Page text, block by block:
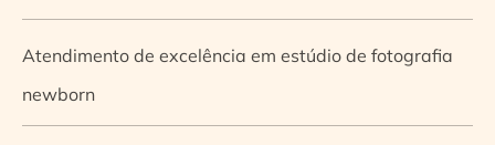
Atendimento de excelência em estúdio de fotografia
newborn